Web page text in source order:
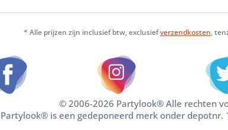
* Alle prijzen zijn inclusief btw, exclusiefverzendkosten,
© 2006-2026 Partylook® Alle rechten
Partylook® is een gedeponeerd merk onder depotnr.